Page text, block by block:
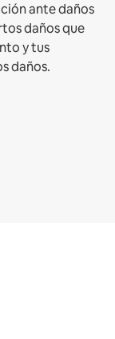
ante daños
daños que
y tus
daños.